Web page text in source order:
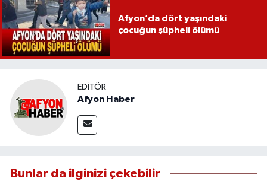
Afyon’da dört yaşındaki
çocuğun şüpheli ölümü
EDITÖR
Afyon Haber
Bunlar da ilginizi çekebilir